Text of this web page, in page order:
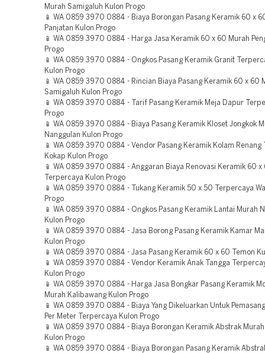
Murah Samigaluh Kulon Progo
📱 WA 0859 3970 0884 - Biaya Borongan Pasang Keramik 60 x
Panjatan Kulon Progo
📱 WA 0859 3970 0884 - Harga Jasa Keramik 60 x 60 Murah
Progo
📱 WA 0859 3970 0884 - Ongkos Pasang Keramik Granit
Kulon Progo
📱 WA 0859 3970 0884 - Rincian Biaya Pasang Keramik 60 x 60
Samigaluh Kulon Progo
📱 WA 0859 3970 0884 - Tarif Pasang Keramik Meja Dapur
Progo
📱 WA 0859 3970 0884 - Biaya Pasang Keramik Kloset Jongkok
Nanggulan Kulon Progo
📱 WA 0859 3970 0884 - Vendor Pasang Keramik Kolam Renang
Kokap Kulon Progo
📱 WA 0859 3970 0884 - Anggaran Biaya Renovasi Keramik 60 x
Terpercaya Kulon Progo
📱 WA 0859 3970 0884 - Tukang Keramik 50 x 50 Terpercaya
Progo
📱 WA 0859 3970 0884 - Ongkos Pasang Keramik Lantai Murah
Kulon Progo
📱 WA 0859 3970 0884 - Jasa Borong Pasang Keramik Kamar
Kulon Progo
📱 WA 0859 3970 0884 - Jasa Pasang Keramik 60 x 60 Temon
📱 WA 0859 3970 0884 - Vendor Keramik Anak Tangga
Kulon Progo
📱 WA 0859 3970 0884 - Harga Jasa Bongkar Pasang Keramik
Murah Kalibawang Kulon Progo
📱 WA 0859 3970 0884 - Biaya Yang Dikeluarkan Untuk
Per Meter Terpercaya Kulon Progo
📱 WA 0859 3970 0884 - Biaya Borongan Keramik Abstrak
Kulon Progo
📱 WA 0859 3970 0884 - Biaya Borongan Pasang Keramik